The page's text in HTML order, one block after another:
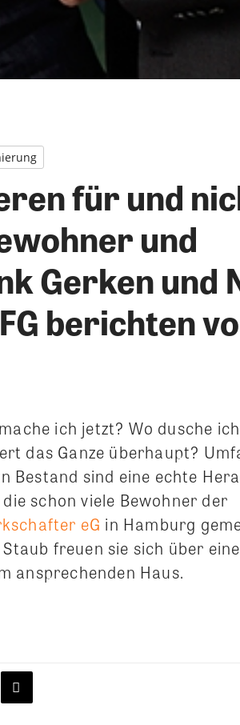
für und
und
Gerken und
berichten
ich jetzt? Wo dusche
das Ganze überhaupt?
Bestand sind eine echte
schon viele Bewohner der
eG in Hamburg
freuen sie sich über
ansprechenden Haus.